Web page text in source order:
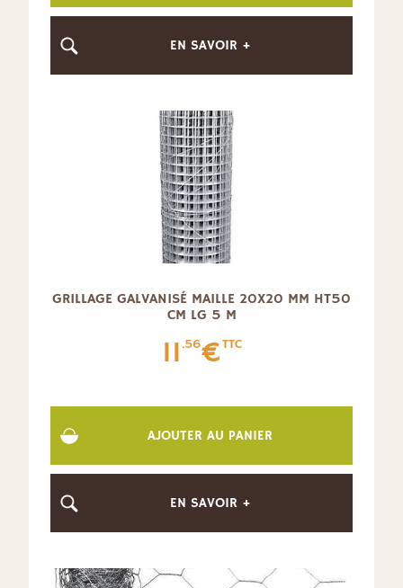
EN SAVOIR +
GRILLAGE GALVANISÉ MAILLE 20X20 MM HT50
CM LG 5 M
11.56€TTC
AJOUTER AU PANIER
EN SAVOIR +